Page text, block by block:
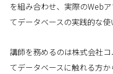
を組み合わせ、実際のWeb
てデータベースの実践的な使
講師を務めるのは株式会社
てデータベースに触れる方